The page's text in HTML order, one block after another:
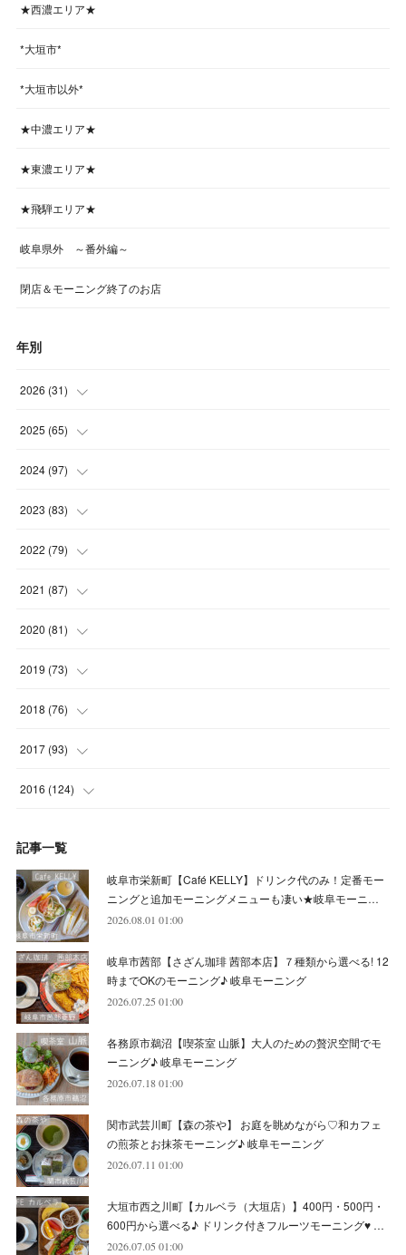
★西濃エリア★
*大垣市*
*大垣市以外*
★中濃エリア★
★東濃エリア★
★飛騨エリア★
岐阜県外 ～番外編～
閉店＆モーニング終了のお店
年別
2026 (31)
(4
(4
(5
(4
2025 (65)
(5
(6
(6
(6
(5
(7)
2024 (97)
(5
(7
(7
(8
(10
(6)
(10)
2023 (83)
(6
(7
(7
(9
(6
(5)
(6)
(8)
2022 (79)
(4
(8
(10 )
(7
(7
(9)
(4)
(6)
2021 (87)
(12 )
(9
(11 )
(1
(7
(11)
(7)
(9)
(2)
2020 (81)
(10 )
(11 )
(8
(7)
(7
(7)
(5)
(1)
(8)
(4)
(7)
2019 (73)
(4
(6
(4)
(4)
(5)
(4)
(4)
(10)
(10)
(6)
2018 (76)
(9
(3)
(7)
(8)
(7)
(6)
(5)
(6)
(8)
(8)
2017 (93)
(7)
(5)
(8)
(8)
(8)
(9)
(9)
(9)
(7)
(11)
2016 (124)
(12)
(10)
(10)
(12)
(16)
(9)
(13)
(8)
(6)
(12)
(6)
記事一覧
岐阜市栄新町【Café KELLY】ドリンク代のみ！定番モー
ニングと追加モーニングメニューも凄い★岐阜モーニ…
2026.08.01 01:00
岐阜市茜部【さざん珈琲 茜部本店】７種類から選べる! 12
時までOKのモーニング♪ 岐阜モーニング
2026.07.25 01:00
各務原市鵜沼【喫茶室 山脈】大人のための贅沢空間でモ
ーニング♪ 岐阜モーニング
2026.07.18 01:00
関市武芸川町【森の茶や】 お庭を眺めながら♡和カフェ
の煎茶とお抹茶モーニング♪ 岐阜モーニング
2026.07.11 01:00
大垣市西之川町【カルベラ（大垣店）】400円・500円・
600円から選べる♪ ドリンク付きフルーツモーニング♥ …
2026.07.05 01:00